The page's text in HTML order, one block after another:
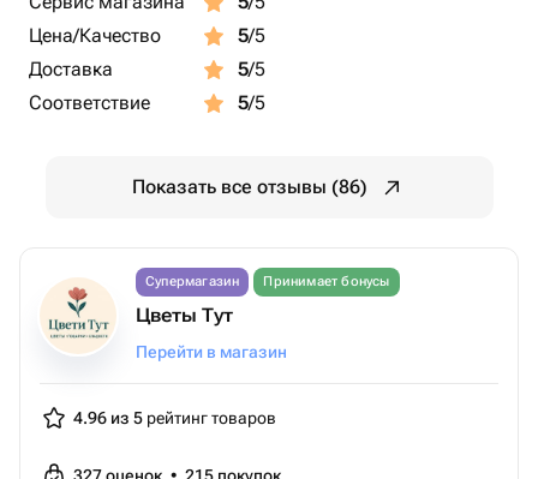
Цена/Качество
5/5
Доставка
5/5
Соответствие
5/5
Показать все отзывы (86)
Супермагазин Принимает бонусы
Цветы Тут
Перейти в магазин
4.96 из 5 рейтинг товаров